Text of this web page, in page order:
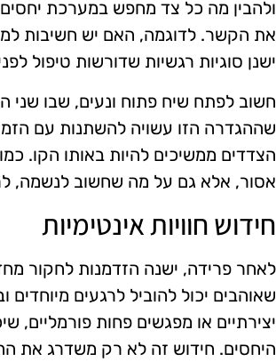
ולהבין מה כל צד מחפש במערכת
את הקשר. לדוגמה, האם יש חשיבות
ישנן סוגיות רגשיות שדורשות טיפול
חשוב לפתח שיח פתוח ונעים, שבו שני
שההגדרה הזו עשויה להשתנות עם
הצדדים ממשיכים להיות באותו הקו.
אסור, אלא גם על מה שחשוב לנשמה,
חידוש חוויות אינטימיות
לאחר פרידה, ישנה הזדמנות לחקור
שאוהבים יכול להוביל לרגעים מיוחדים
יצירתיים או מפגשים פחות פורמליים,
היחסים. חידוש זה לא רק משדרג את